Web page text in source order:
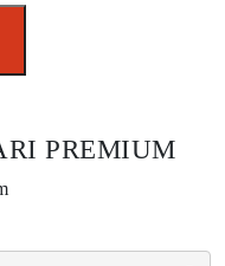
PREMIUM